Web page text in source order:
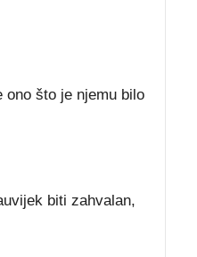
ono što je njemu bilo
biti zahvalan,